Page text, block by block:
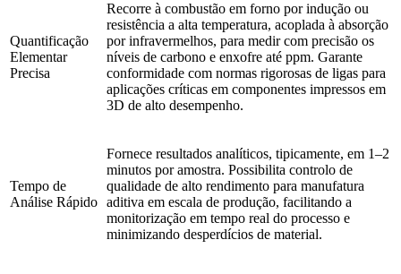
Quantificação
Elementar
Precisa
Recorre à combustão em forno por indução ou
resistência a alta temperatura, acoplada à absorção
por infravermelhos, para medir com precisão os
níveis de carbono e enxofre até ppm. Garante
conformidade com normas rigorosas de ligas para
aplicações críticas em componentes impressos em
3D de alto desempenho.
Tempo de
Análise Rápido
Fornece resultados analíticos, tipicamente, em 1–2
minutos por amostra. Possibilita controlo de
qualidade de alto rendimento para manufatura
aditiva em escala de produção, facilitando a
monitorização em tempo real do processo e
minimizando desperdícios de material.